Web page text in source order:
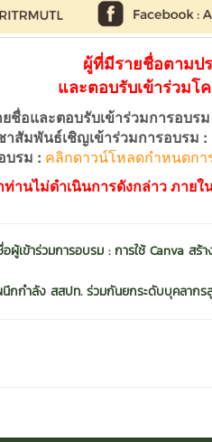
ผู้ที่มีรายชื่อตามป
และตอบรับเข้าร่วมโ
ยชื่อและตอบรับเข้าร่วมการอบรม
าสัมพันธ์เชิญเข้าร่วมการอบรม :
บรม : คลิกดาวน์โหลดกำหนดกา
ท่านไม่ดำเนินการดังกล่าว ภาย
อผู้เข้าร่วมการอบรม : การใช้ Canva สร้
นึกกำลัง สสปท. ร่วมกันยกระดับบุคลากรสู